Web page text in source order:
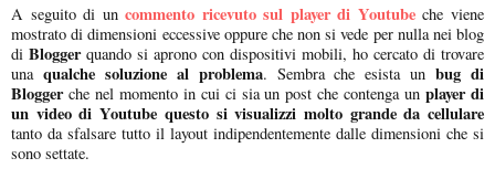
A seguito di un commento ricevuto sul player di Youtubeche viene
mostrato di dimensioni eccessive oppure che non si vede per nulla nei blog
di Bloggerquando si aprono con dispositivi mobili, ho cercato di trovare
una qualche soluzione al problema. Sembra che esista unbug di
Bloggerche nel momento in cui ci sia un post che contenga unplayer di
un video di Youtube questo si visualizzi molto grande da cellulare
tanto da sfalsare tutto il layout indipendentemente dalle dimensioni che si
sono settate.